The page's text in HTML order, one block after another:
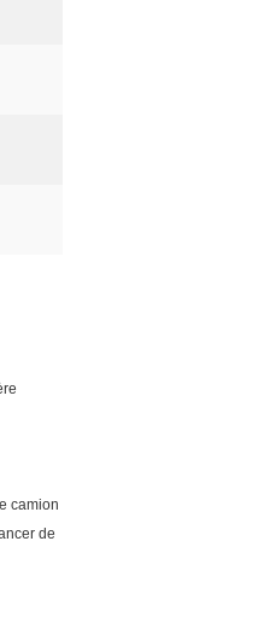
camion
de